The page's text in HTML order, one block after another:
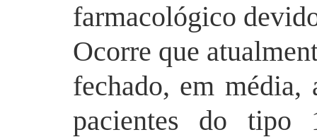
farmacológico
Ocorre que
fechado, em média,
pacientes do tipo